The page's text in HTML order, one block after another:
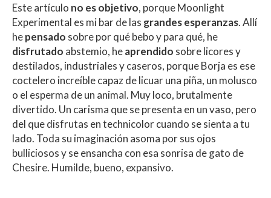
Este artículo no es objetivo, porque Moonlight
Experimental es mi bar de las grandes esperanzas. Allí
hepensado sobre por qué bebo y para qué, he
disfrutado abstemio, heaprendido sobre licores y
destilados, industriales y caseros, porque Borja es ese
coctelero increíble capaz de licuar una piña, un molusco
o el esperma de un animal. Muy loco, brutalmente
divertido. Un carisma que se presenta en un vaso, pero
del que disfrutas en technicolor cuando se sienta a tu
lado. Toda su imaginación asoma por sus ojos
bulliciosos y se ensancha con esa sonrisa de gato de
Chesire. Humilde, bueno, expansivo.